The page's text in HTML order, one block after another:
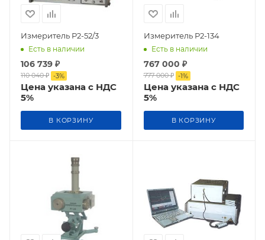
Измеритель Р2-52/3
Есть в наличии
106 739 ₽
110 040₽ -3%
Цена указана с НДС
5%
В КОРЗИНУ
Измеритель Р2-134
Есть в наличии
767 000 ₽
777 000₽ -1%
Цена указана с НДС
5%
В КОРЗИНУ